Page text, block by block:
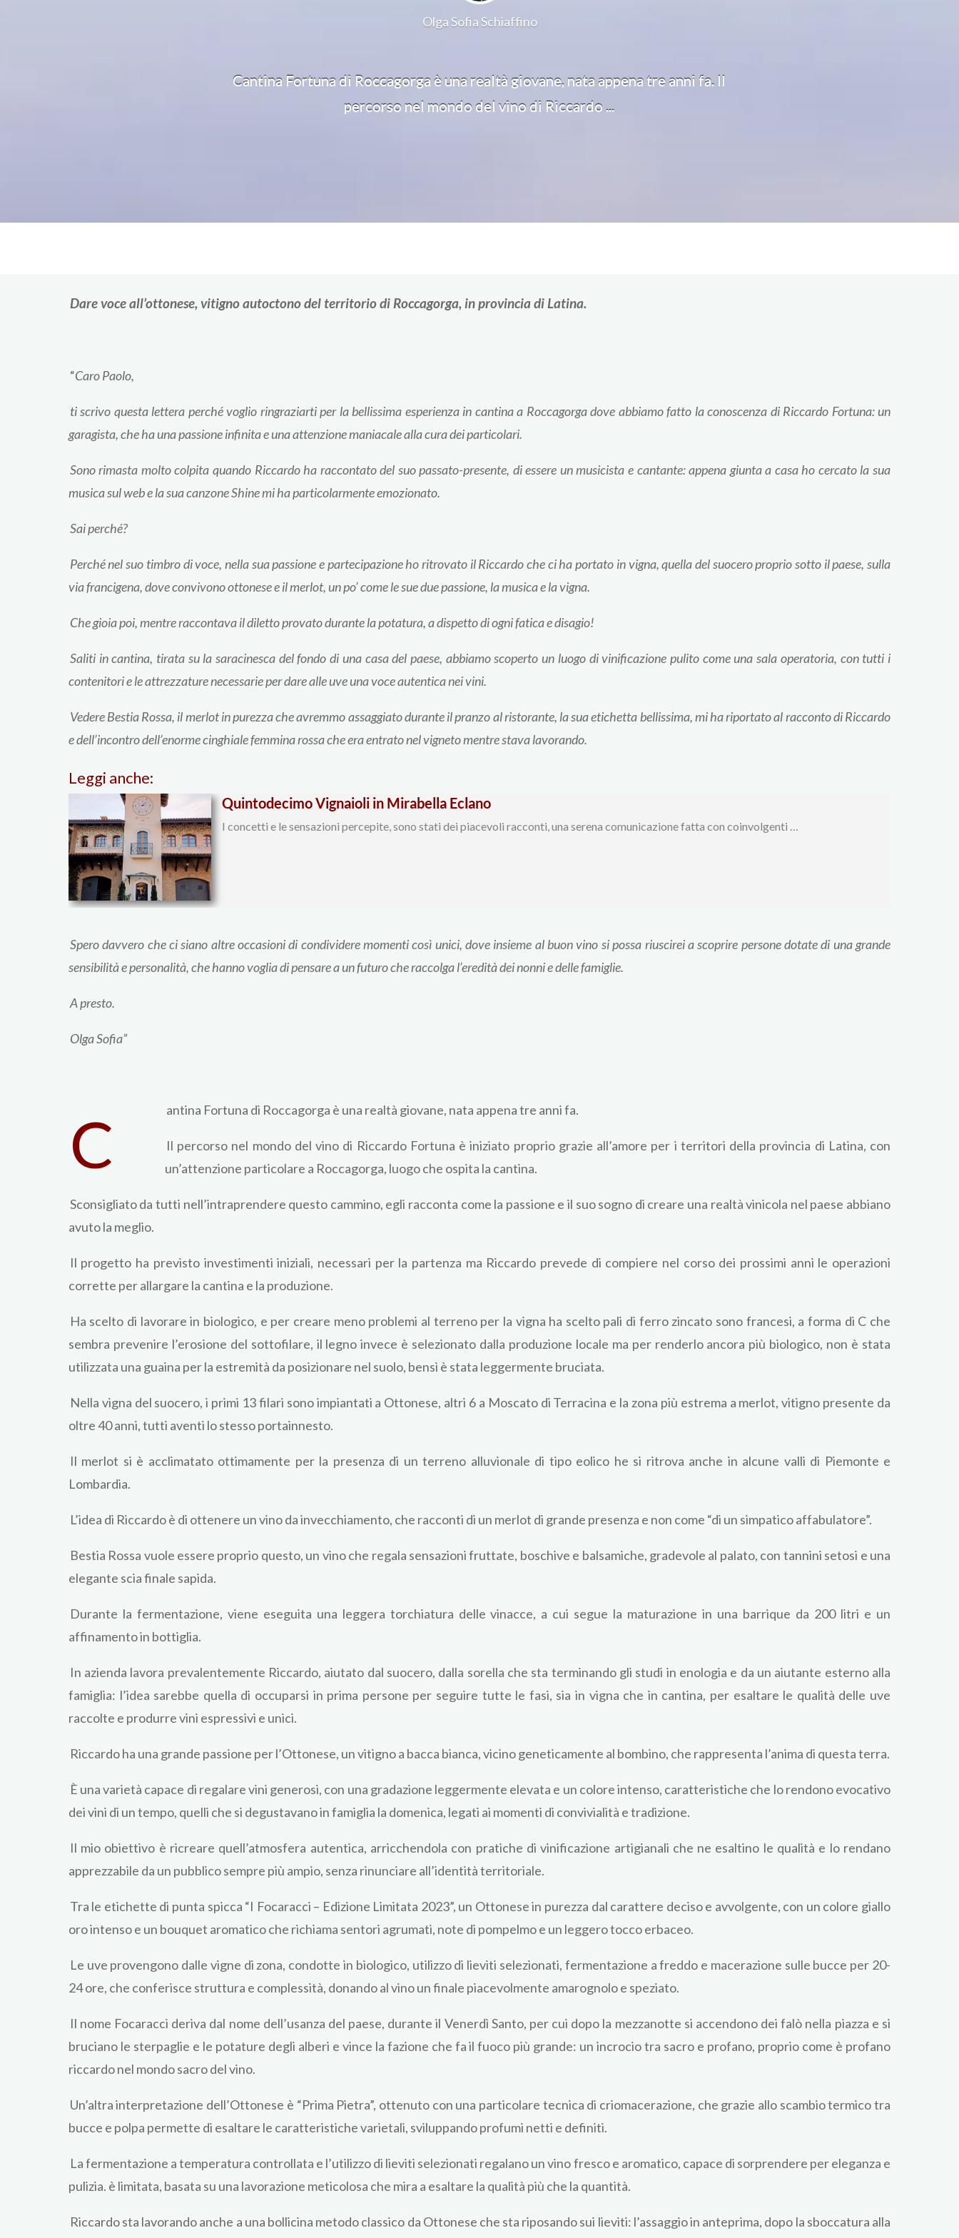
Olga Sofia Schiaffino
Cantina Fortuna di Roccagorga è una realtà giovane, nata appena tre anni fa. Il
percorso nel mondo del vino di Riccardo ...
Dare voce all’ottonese, vitigno autoctono del territorio di Roccagorga, in provincia di Latina.
“Caro Paolo,
ti scrivo questa lettera perché voglio ringraziarti per la bellissima esperienza in cantina a Roccagorga dove abbiamo fatto la conoscenza di Riccardo Fortuna: un
garagista, che ha una passione infinita e una attenzione maniacale alla cura dei particolari.
Sono rimasta molto colpita quando Riccardo ha raccontato del suo passato-presente, di essere un musicista e cantante: appena giunta a casa ho cercato la sua
musica sul web e la sua canzone Shine mi ha particolarmente emozionato.
Sai perché?
Perché nel suo timbro di voce, nella sua passione e partecipazione ho ritrovato il Riccardo che ci ha portato in vigna, quella del suocero proprio sotto il paese, sulla
via francigena, dove convivono ottonese e il merlot, un po’ come le sue due passione, la musica e la vigna.
Che gioia poi, mentre raccontava il diletto provato durante la potatura, a dispetto di ogni fatica e disagio!
Saliti in cantina, tirata su la saracinesca del fondo di una casa del paese, abbiamo scoperto un luogo di vinificazione pulito come una sala operatoria, con tutti i
contenitori e le attrezzature necessarie per dare alle uve una voce autentica nei vini.
Vedere Bestia Rossa, il merlot in purezza che avremmo assaggiato durante il pranzo al ristorante, la sua etichetta bellissima, mi ha riportato al racconto di Riccardo
e dell’incontro dell’enorme cinghiale femmina rossa che era entrato nel vigneto mentre stava lavorando.
Leggi anche:
Quintodecimo Vignaioli in Mirabella Eclano
I concetti e le sensazioni percepite, sono stati dei piacevoli racconti, una serena comunicazione fatta con coinvolgenti …
Spero davvero che ci siano altre occasioni di condividere momenti così unici, dove insieme al buon vino si possa riuscirei a scoprire persone dotate di una grande
sensibilità e personalità, che hanno voglia di pensare a un futuro che raccolga l’eredità dei nonni e delle famiglie.
A presto.
Olga Sofia”
C antina Fortuna di Roccagorga è una realtà giovane, nata appena tre anni fa.
Il percorso nel mondo del vino di Riccardo Fortuna è iniziato proprio grazie all’amore per i territori della provincia di Latina, con
un’attenzione particolare a Roccagorga, luogo che ospita la cantina.
Sconsigliato da tutti nell’intraprendere questo cammino, egli racconta come la passione e il suo sogno di creare una realtà vinicola nel paese abbiano
avuto la meglio.
Il progetto ha previsto investimenti iniziali, necessari per la partenza ma Riccardo prevede di compiere nel corso dei prossimi anni le operazioni
corrette per allargare la cantina e la produzione.
Ha scelto di lavorare in biologico, e per creare meno problemi al terreno per la vigna ha scelto pali di ferro zincato sono francesi, a forma di C che
sembra prevenire l’erosione del sottofilare, il legno invece è selezionato dalla produzione locale ma per renderlo ancora più biologico, non è stata
utilizzata una guaina per la estremità da posizionare nel suolo, bensì è stata leggermente bruciata.
Nella vigna del suocero, i primi 13 filari sono impiantati a Ottonese, altri 6 a Moscato di Terracina e la zona più estrema a merlot, vitigno presente da
oltre 40 anni, tutti aventi lo stesso portainnesto.
Il merlot si è acclimatato ottimamente per la presenza di un terreno alluvionale di tipo eolico he si ritrova anche in alcune valli di Piemonte e
Lombardia.
L’idea di Riccardo è di ottenere un vino da invecchiamento, che racconti di un merlot di grande presenza e non come “di un simpatico affabulatore”.
Bestia Rossa vuole essere proprio questo, un vino che regala sensazioni fruttate, boschive e balsamiche, gradevole al palato, con tannini setosi e una
elegante scia finale sapida.
Durante la fermentazione, viene eseguita una leggera torchiatura delle vinacce, a cui segue la maturazione in una barrique da 200 litri e un
affinamento in bottiglia.
In azienda lavora prevalentemente Riccardo, aiutato dal suocero, dalla sorella che sta terminando gli studi in enologia e da un aiutante esterno alla
famiglia: l’idea sarebbe quella di occuparsi in prima persone per seguire tutte le fasi, sia in vigna che in cantina, per esaltare le qualità delle uve
raccolte e produrre vini espressivi e unici.
Riccardo ha una grande passione per l’Ottonese, un vitigno a bacca bianca, vicino geneticamente al bombino, che rappresenta l’anima di questa terra.
È una varietà capace di regalare vini generosi, con una gradazione leggermente elevata e un colore intenso, caratteristiche che lo rendono evocativo
dei vini di un tempo, quelli che si degustavano in famiglia la domenica, legati ai momenti di convivialità e tradizione.
Il mio obiettivo è ricreare quell’atmosfera autentica, arricchendola con pratiche di vinificazione artigianali che ne esaltino le qualità e lo rendano
apprezzabile da un pubblico sempre più ampio, senza rinunciare all’identità territoriale.
Tra le etichette di punta spicca “I Focaracci – Edizione Limitata 2023”, un Ottonese in purezza dal carattere deciso e avvolgente, con un colore giallo
oro intenso e un bouquet aromatico che richiama sentori agrumati, note di pompelmo e un leggero tocco erbaceo.
Le uve provengono dalle vigne di zona, condotte in biologico, utilizzo di lieviti selezionati, fermentazione a freddo e macerazione sulle bucce per 20-
24 ore, che conferisce struttura e complessità, donando al vino un finale piacevolmente amarognolo e speziato.
Il nome Focaracci deriva dal nome dell’usanza del paese, durante il Venerdì Santo, per cui dopo la mezzanotte si accendono dei falò nella piazza e si
bruciano le sterpaglie e le potature degli alberi e vince la fazione che fa il fuoco più grande: un incrocio tra sacro e profano, proprio come è profano
riccardo nel mondo sacro del vino.
Un’altra interpretazione dell’Ottonese è “Prima Pietra”, ottenuto con una particolare tecnica di criomacerazione, che grazie allo scambio termico tra
bucce e polpa permette di esaltare le caratteristiche varietali, sviluppando profumi netti e definiti.
La fermentazione a temperatura controllata e l’utilizzo di lieviti selezionati regalano un vino fresco e aromatico, capace di sorprendere per eleganza e
pulizia. è limitata, basata su una lavorazione meticolosa che mira a esaltare la qualità più che la quantità.
Riccardo sta lavorando anche a una bollicina metodo classico da Ottonese che sta riposando sui lieviti: l’assaggio in anteprima, dopo la sboccatura alla